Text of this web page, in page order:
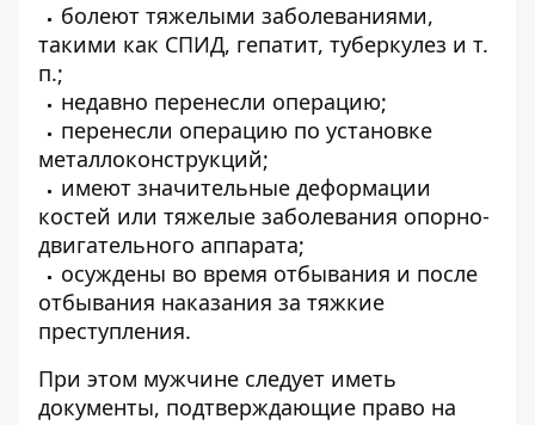
болеют тяжелыми заболеваниями,
такими как СПИД, гепатит, туберкулез и т.
п.;
недавно перенесли операцию;
перенесли операцию по установке
металлоконструкций;
имеют значительные деформации
костей или тяжелые заболевания опорно-
двигательного аппарата;
осуждены во время отбывания и после
отбывания наказания за тяжкие
преступления.
При этом мужчине следует иметь
документы, подтверждающие право на